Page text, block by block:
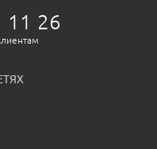
11 26